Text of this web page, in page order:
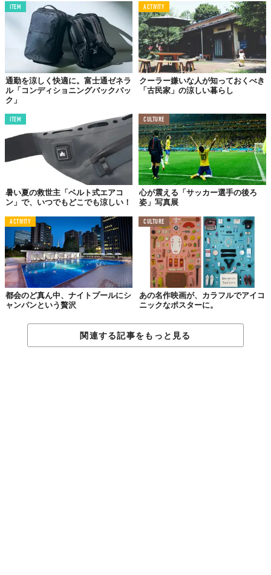
ITEM
通勤を涼しく快適に。富士通ゼネラ
ル「コンディショニングバックパッ
ク」
ACTIVITY
クーラー嫌いな人が知っておくべき
「古民家」の涼しい暮らし
ITEM
暑い夏の救世主「ベルト式エアコ
ン」で、いつでもどこでも涼しい！
CULTURE
心が震える「サッカー選手の後ろ
姿」写真展
ACTIVITY
都会のど真ん中、ナイトプールにシ
ャンパンという贅沢
CULTURE
あの名作映画が、カラフルでアイコ
ニックなポスターに。
関連する記事をもっと見る